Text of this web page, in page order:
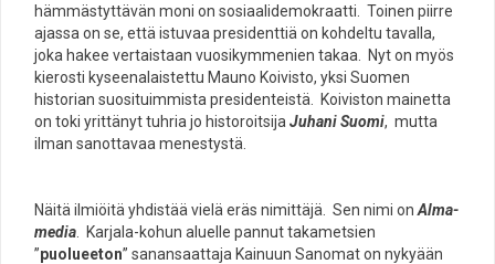
hämmästyttävän moni on sosiaalidemokraatti. Toinen piirre
ajassa on se, että istuvaa presidenttiä on kohdeltu tavalla,
joka hakee vertaistaan vuosikymmenien takaa. Nyt on myös
kierosti kyseenalaistettu Mauno Koivisto, yksi Suomen
historian suosituimmista presidenteistä. Koiviston mainetta
on toki yrittänyt tuhria jo historoitsija Juhani Suomi, mutta
ilman sanottavaa menestystä.
Näitä ilmiöitä yhdistää vielä eräs nimittäjä. Sen nimi on Alma-
media . Karjala-kohun aluelle pannut takametsien
”puolueeton” sanansaattaja Kainuun Sanomat on nykyään